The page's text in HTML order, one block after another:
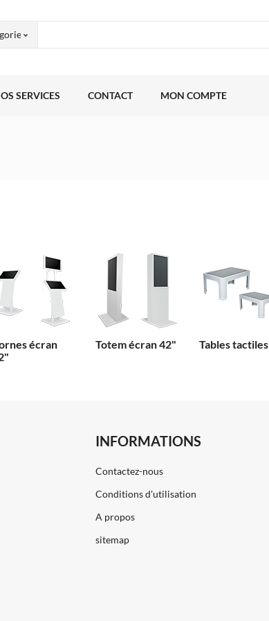
SERVICES CONTACT MON COMPTE
écran
Totem écran 42" Tables tactiles
INFORMATIONS
Contactez-nous
Conditions d'utilisation
A propos
sitemap